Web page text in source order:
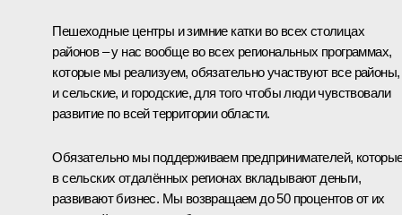
Пешеходные центры и зимние катки во всех столицах
районов – у нас вообще во всех региональных программах,
которые мы реализуем, обязательно участвуют все районы,
и сельские, и городские, для того чтобы люди чувствовали
развитие по всей территории области.
Обязательно мы поддерживаем предпринимателей,
в сельских отдалённых регионах вкладывают деньги,
развивают бизнес. Мы возвращаем до 50 процентов от их